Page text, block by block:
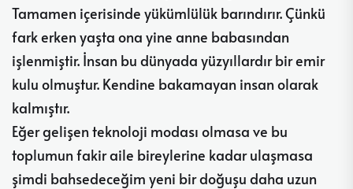
Tamamen içerisinde yükümlülük barındırır. Çünkü
fark erken yaşta ona yine anne babasından
işlenmiştir. İnsan bu dünyada yüzyıllardır bir emir
kulu olmuştur. Kendine bakamayan insan olarak
kalmıştır.
Eğer gelişen teknoloji modası olmasa ve bu
toplumun fakir aile bireylerine kadar ulaşmasa
şimdi bahsedeceğim yeni bir doğuşu daha uzun